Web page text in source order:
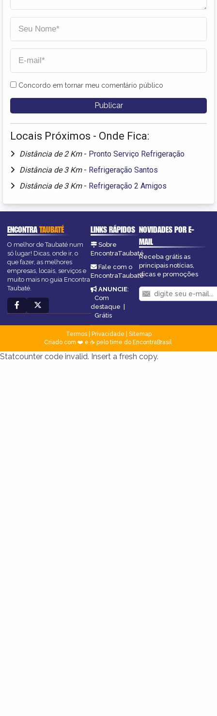
Concordo em tornar meu comentário público
Locais Próximos - Onde Fica:
Distância de 2 Km - Pronto Serviço Refrigeração
Distância de 3 Km - Refrigeração Santos
Distância de 3 Km - Refrigeração 2 Amigos
ENCONTRATAUBATÉ
O melhor de Taubaté num
só lugar! Dicas, onde ir, o
que fazer, as melhores
empresas, locais, serviços e
muito mais no guia Encontra
Taubaté.
LINKS RÁPIDOS
Sobre
EncontraTaubaté
Fale com o
EncontraTaubaté
ANUNCIE:
Com
destaque
Grátis
NOVIDADES POR E-
MAIL
Receba grátis as
principais notícias,
dicas e promoções
Termos| Privacidade
Sitemap
Criado com ❤️ e ☕ pelo time do EncontraBrasil
Statcounter code invalid. Insert a fresh copy.